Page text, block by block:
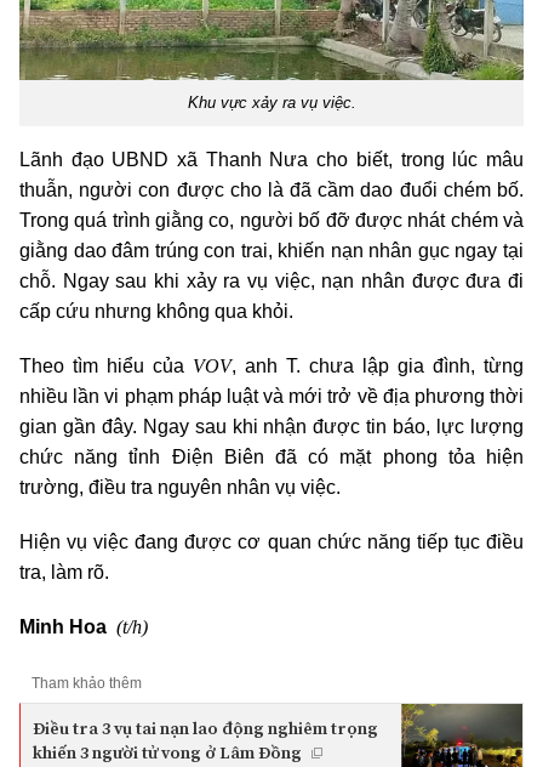
Khu vực xảy ra vụ việc.
Lãnh đạo UBND xã Thanh Nưa cho biết, trong lúc mâu
thuẫn, người con được cho là đã cầm dao đuổi chém bố.
Trong quá trình giằng co, người bố đỡ được nhát chém và
giằng dao đâm trúng con trai, khiến nạn nhân gục ngay tại
chỗ. Ngay sau khi xảy ra vụ việc, nạn nhân được đưa đi
cấp cứu nhưng không qua khỏi.
Theo tìm hiểu của VOV, anh T. chưa lập gia đình, từng
nhiều lần vi phạm pháp luật và mới trở về địa phương thời
gian gần đây. Ngay sau khi nhận được tin báo, lực lượng
chức năng tỉnh Điện Biên đã có mặt phong tỏa hiện
trường, điều tra nguyên nhân vụ việc.
Hiện vụ việc đang được cơ quan chức năng tiếp tục điều
tra, làm rõ.
Minh Hoa (t/h)
Tham khảo thêm
Điều tra 3 vụ tai nạn lao động nghiêm trọng
khiến 3 người tử vong ở Lâm Đồng